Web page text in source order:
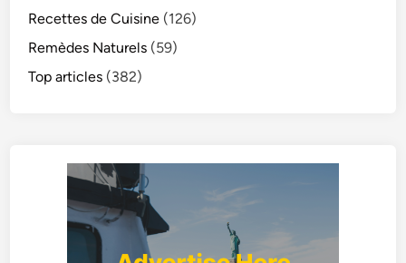
Recettes de Cuisine (126)
Remèdes Naturels (59)
Top articles (382)